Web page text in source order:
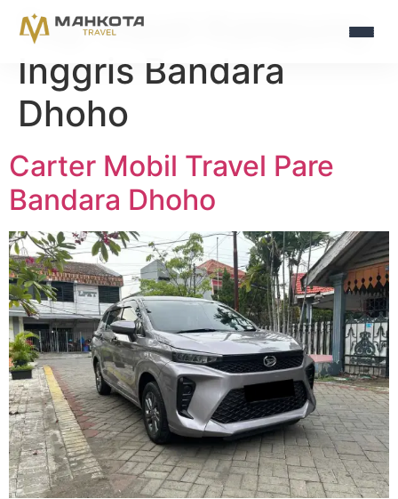
Tag:travel Kampung
Inggris Bandara
Dhoho
Carter Mobil Travel Pare
Bandara Dhoho